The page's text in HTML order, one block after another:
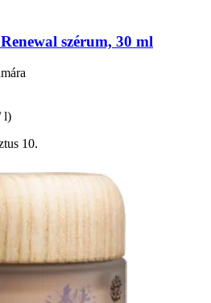
szérum, 30 ml
l)
10.